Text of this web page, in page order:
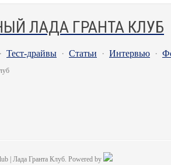
ЛАДА ГРАНТА КЛУБ
· Тест-драйвы · Статьи · Интервью ·
| Лада Гранта Клуб. Powered by